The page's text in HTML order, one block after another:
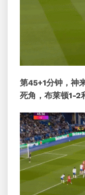
第45+1分钟，神
死角，布莱顿1-2